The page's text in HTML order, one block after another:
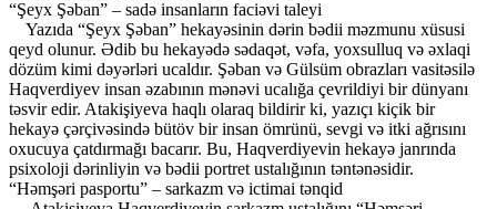
“Şeyx Şəban” – sadə insanların faciəvi taleyi
Yazıda “Şeyx Şəban” hekayəsinin dərin bədii məzmunu xüsusi
qeyd olunur. Ədib bu hekayədə sədaqət, vəfa, yoxsulluq və əxlaqi
dözüm kimi dəyərləri ucaldır. Şəban və Gülsüm obrazları vasitəsilə
Haqverdiyev insan əzabının mənəvi ucalığa çevrildiyi bir dünyanı
təsvir edir. Atakişiyeva haqlı olaraq bildirir ki, yazıçı kiçik bir
hekayə çərçivəsində bütöv bir insan ömrünü, sevgi və itki ağrısını
oxucuya çatdırmağı bacarır. Bu, Haqverdiyevin hekayə janrında
psixoloji dərinliyin və bədii portret ustalığının təntənəsidir.
“Həmşəri pasportu” – sarkazm və ictimai tənqid